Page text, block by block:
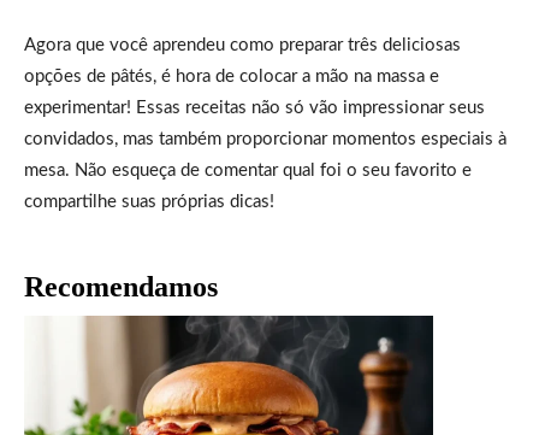
Agora que você aprendeu como preparar três deliciosas
opções de pâtés, é hora de colocar a mão na massa e
experimentar! Essas receitas não só vão impressionar seus
convidados, mas também proporcionar momentos especiais à
mesa. Não esqueça de comentar qual foi o seu favorito e
compartilhe suas próprias dicas!
Recomendamos